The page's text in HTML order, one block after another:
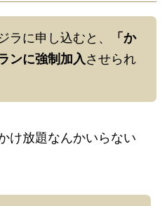
ラに申し込むと、
「か
ンに強制加入させられ
け放題なんかいらない